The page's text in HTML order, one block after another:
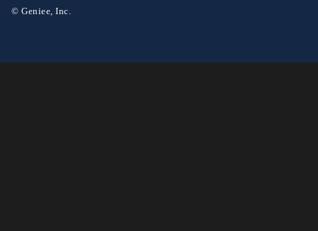
© Geniee, Inc.